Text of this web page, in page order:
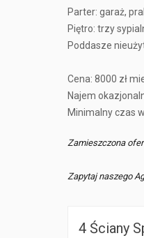
Parter: garaż,
Piętro: trzy
Poddasze
Cena: 8000 zł
Najem
Minimalny czas
Zamieszczona
Zapytaj naszego
4 Ściany